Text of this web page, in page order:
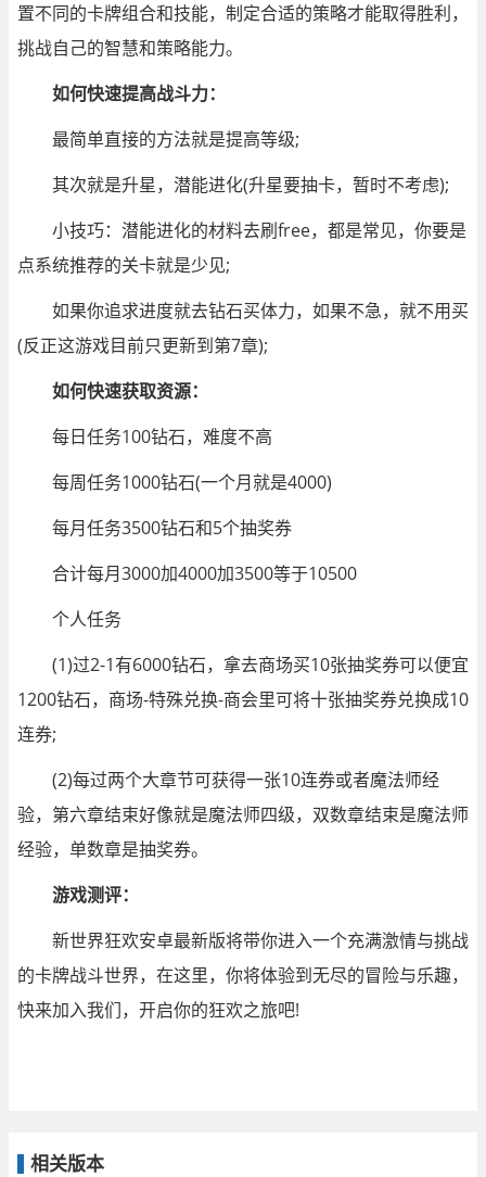
置不同的卡牌组合和技能，制定合适的策略才能取得胜利，
挑战自己的智慧和策略能力。
如何快速提高战斗力：
最简单直接的方法就是提高等级;
其次就是升星，潜能进化(升星要抽卡，暂时不考虑);
小技巧：潜能进化的材料去刷free，都是常见，你要是
点系统推荐的关卡就是少见;
如果你追求进度就去钻石买体力，如果不急，就不用买
(反正这游戏目前只更新到第7章);
如何快速获取资源：
每日任务100钻石，难度不高
每周任务1000钻石(一个月就是4000)
每月任务3500钻石和5个抽奖券
合计每月3000加4000加3500等于10500
个人任务
(1)过2-1有6000钻石，拿去商场买10张抽奖券可以便宜
1200钻石，商场-特殊兑换-商会里可将十张抽奖券兑换成10
连券;
(2)每过两个大章节可获得一张10连券或者魔法师经
验，第六章结束好像就是魔法师四级，双数章结束是魔法师
经验，单数章是抽奖券。
游戏测评：
新世界狂欢安卓最新版将带你进入一个充满激情与挑战
的卡牌战斗世界，在这里，你将体验到无尽的冒险与乐趣，
快来加入我们，开启你的狂欢之旅吧!
相关版本